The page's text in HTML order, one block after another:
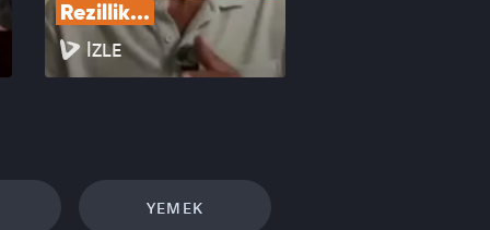
Rezillik...
İZLE
YEMEK